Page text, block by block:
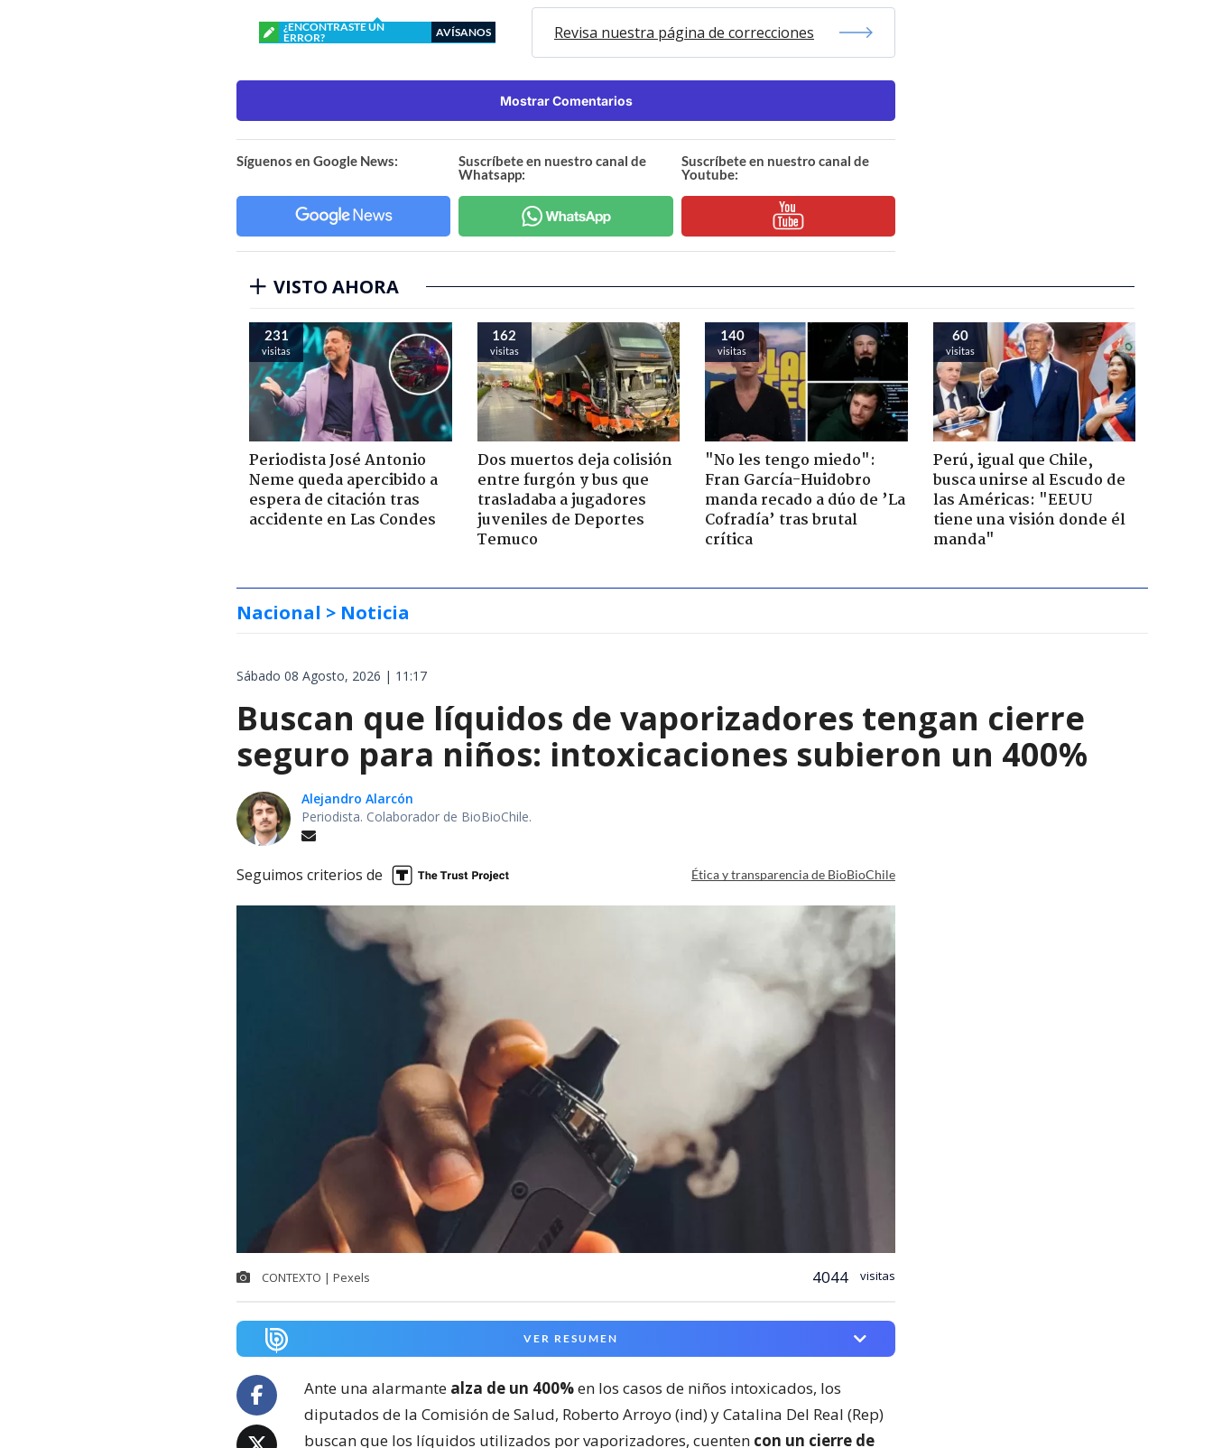
¿ENCONTRASTE UN
ERROR?
AVÍSANOS Revisa nuestra página de correcciones
Mostrar Comentarios
Síguenos en Google News:
Suscríbete en nuestro canal de
Whatsapp:
Suscríbete en nuestro canal de
Youtube:
VISTO AHORA
231
visitas
Periodista José Antonio
Neme queda apercibido a
espera de citación tras
accidente en Las Condes
162
visitas
Dos muertos deja colisión
entre furgón y bus que
trasladaba a jugadores
juveniles de Deportes
Temuco
140
visitas
"No les tengo miedo":
Fran García-Huidobro
manda recado a dúo de ’La
Cofradía’ tras brutal
crítica
60
visitas
Perú, igual que Chile,
busca unirse al Escudo de
las Américas: "EEUU
tiene una visión donde él
manda"
Nacional > Noticia
Sábado 08 Agosto, 2026 | 11:17
Buscan que líquidos de vaporizadores tengan cierre
seguro para niños: intoxicaciones subieron un 400%
Alejandro Alarcón
Periodista. Colaborador de BioBioChile.
Seguimos criterios de Ética y transparencia de BioBioChile
CONTEXTO | Pexels 4044 visitas
VER RESUMEN
Ante una alarmante alza de un 400%en los casos de niños intoxicados, los
diputados de la Comisión de Salud, Roberto Arroyo (ind) y Catalina Del Real (Rep)
buscan que los líquidos utilizados por vaporizadores, cuenten con un cierre de